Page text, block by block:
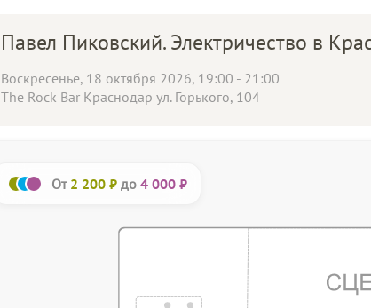
Павел Пиковский. Электричество в
Воскресенье, 18 октября 2026, 19:00 - 21:00
The Rock Bar Краснодар ул. Горького, 104
От 2 200 ₽ до 4 000 ₽